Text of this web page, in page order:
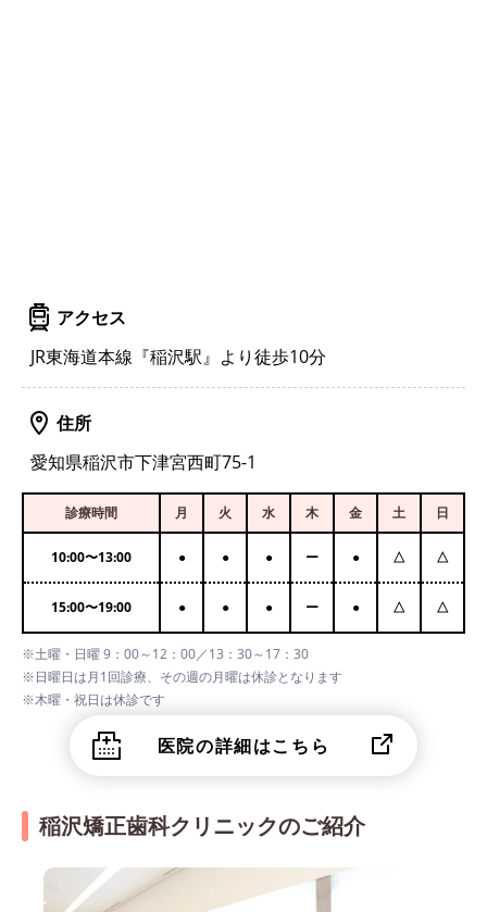
アクセス
JR東海道本線『稲沢駅』より徒歩10分
住所
愛知県稲沢市下津宮西町75-1
診療時間 月 火 水 木 金 土 日
10:00〜13:00 ● ● ● ー ● △ △
15:00〜19:00 ● ● ● ー ● △ △
※土曜・日曜 9：00～12：00／13：30～17：30
※日曜日は月1回診療、その週の月曜は休診となります
※木曜・祝日は休診です
医院の詳細はこちら
稲沢矯正歯科クリニックのご紹介